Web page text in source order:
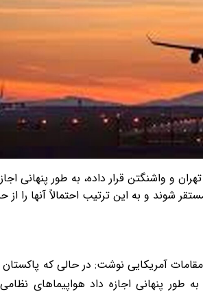
و واشنگتن قرار داده، به طور پنهانی
شوند و به این ترتیب احتمالاً آنها را از
از مقامات آمریکایی نوشت: در حالی که
طور پنهانی اجازه داد هواپیماهای